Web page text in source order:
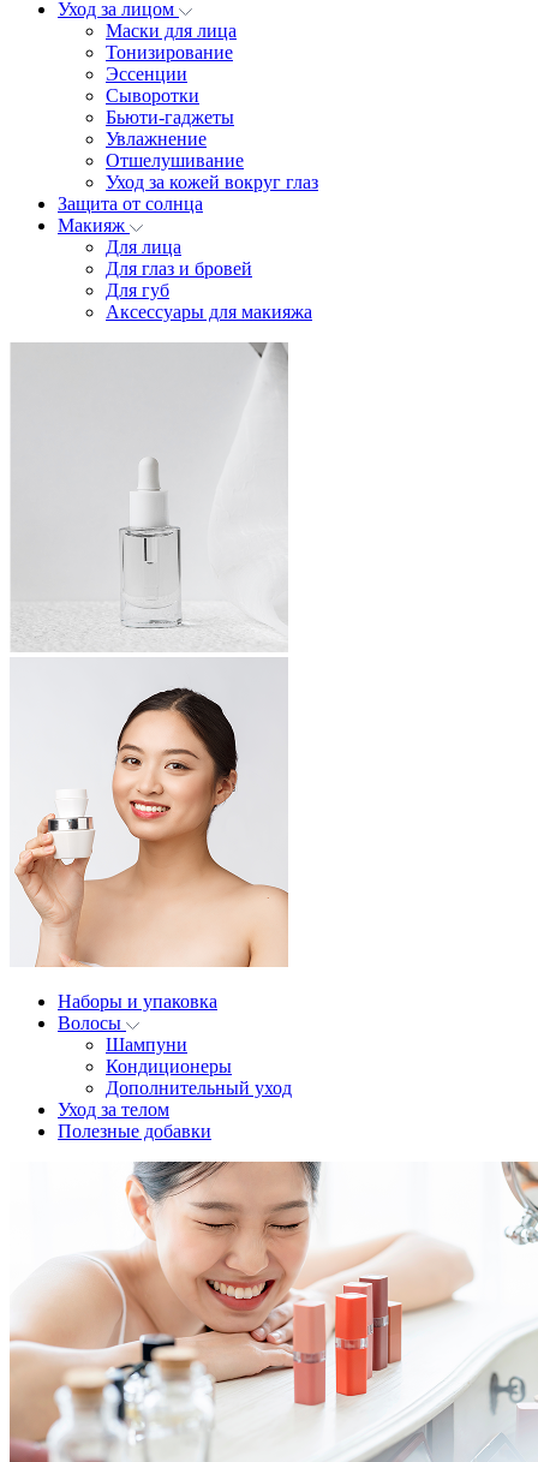
Уход за лицом
Маски для лица
Тонизирование
Эссенции
Сыворотки
Бьюти-гаджеты
Увлажнение
Отшелушивание
Уход за кожей вокруг глаз
Защита от солнца
Макияж
Для лица
Для глаз и бровей
Для губ
Аксессуары для макияжа
Наборы и упаковка
Волосы
Шампуни
Кондиционеры
Дополнительный уход
Уход за телом
Полезные добавки